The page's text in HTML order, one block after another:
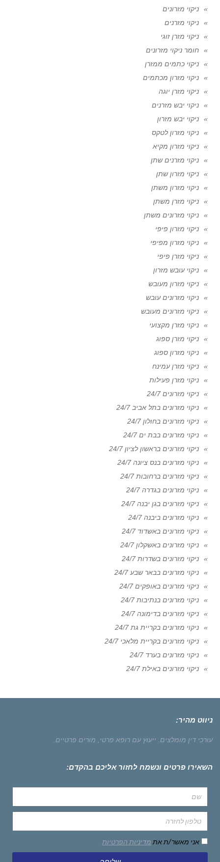
ניקוי מזרונים
ניקוי מזרנים
ניקוי מזרן זוגי
חומר ניקוי מזרונים
ניקוי כתמים ממזרן
ניקוי מזרון מכתמים
ניקוי מזרן יוגה
ניקוי יבש מזרנים
ניקוי יבש מזרון
ניקוי מזרון לטקס
ניקוי מזרון מקיא
ניקוי מזרנים שתן
ניקוי מזרון שתן
ניקוי מזרון משתן
ניקוי מזרן משתן
ניקוי מזרונים משתן
ניקוי מזרון פיפי
ניקוי מזרון מפיפי
ניקוי מזרן פיפי
ניקוי עובש מזרון
ניקוי מזרון מעובש
ניקוי מזרונים עובש
ניקוי מזרונים מעובש
ניקוי מזרן מקצועי
ניקוי מזרן ספוג
ניקוי מזרון ספוג
ניקוי מזרן עמינח
ניקוי מזרן פעילות
ניקוי מזרונים 24/7
ניקוי מזרונים בתל אביב 24/7
ניקוי מזרונים בחולון 24/7
ניקוי מזרונים בבת ים 24/7
ניקוי מזרונים בראשון לציון 24/7
ניקוי מזרונים בנס ציונה 24/7
ניקוי מזרונים ברחובות 24/7
ניקוי מזרונים בגדרה 24/7
ניקוי מזרונים בגן יבנה 24/7
ניקוי מזרונים ביבנה 24/7
ניקוי מזרונים באשדוד 24/7
ניקוי מזרונים באשקלון 24/7
ניקוי מזרונים בשדרות 24/7
ניקוי מזרונים בבאר שבע 24/7
ניקוי מזרונים באופקים 24/7
ניקוי מזרונים בנתיבות 24/7
ניקוי מזרונים בדימונה 24/7
ניקוי מזרונים בקריית גת 24/7
ניקוי מזרונים בקריית מלאכי 24/7
ניקוי מזרונים בערד 24/7
ניקוי מזרונים באילת 24/7
ניווט מהיר:
עורכי דין מומלצים. ייעוץ עם רופא פרטי, מורים פרטיים.
השאירו פרטים ונשמח לחזור אליכם בהקדם:
אני מאשר/ת את מדיניות הפרטיות